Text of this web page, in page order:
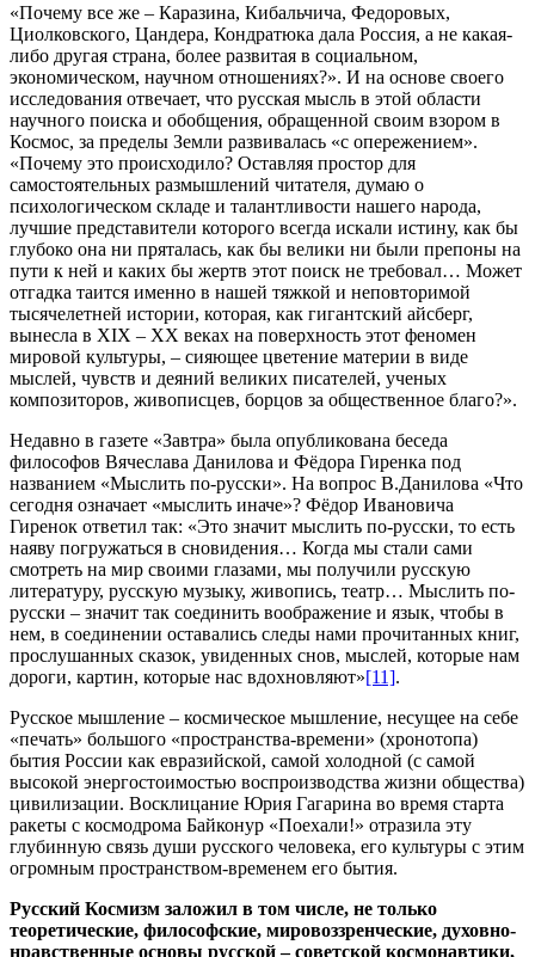
«Почему все же – Каразина, Кибальчича, Федоровых,
Циолковского, Цандера, Кондратюка дала Россия, а не какая-
либо другая страна, более развитая в социальном,
экономическом, научном отношениях?». И на основе своего
исследования отвечает, что русская мысль в этой области
научного поиска и обобщения, обращенной своим взором в
Космос, за пределы Земли развивалась «с опережением».
«Почему это происходило? Оставляя простор для
самостоятельных размышлений читателя, думаю о
психологическом складе и талантливости нашего народа,
лучшие представители которого всегда искали истину, как бы
глубоко она ни пряталась, как бы велики ни были препоны на
пути к ней и каких бы жертв этот поиск не требовал… Может
отгадка таится именно в нашей тяжкой и неповторимой
тысячелетней истории, которая, как гигантский айсберг,
вынесла в XIX – ХХ веках на поверхность этот феномен
мировой культуры, – сияющее цветение материи в виде
мыслей, чувств и деяний великих писателей, ученых
композиторов, живописцев, борцов за общественное благо?».
Недавно в газете «Завтра» была опубликована беседа
философов Вячеслава Данилова и Фёдора Гиренка под
названием «Мыслить по-русски». На вопрос В.Данилова «Что
сегодня означает «мыслить иначе»? Фёдор Ивановича
Гиренок ответил так: «Это значит мыслить по-русски, то есть
наяву погружаться в сновидения… Когда мы стали сами
смотреть на мир своими глазами, мы получили русскую
литературу, русскую музыку, живопись, театр… Мыслить по-
русски – значит так соединить воображение и язык, чтобы в
нем, в соединении оставались следы нами прочитанных книг,
прослушанных сказок, увиденных снов, мыслей, которые нам
дороги, картин, которые нас вдохновляют»[11].
Русское мышление – космическое мышление, несущее на себе
«печать» большого «пространства-времени» (хронотопа)
бытия России как евразийской, самой холодной (с самой
высокой энергостоимостью воспроизводства жизни общества)
цивилизации. Восклицание Юрия Гагарина во время старта
ракеты с космодрома Байконур «Поехали!» отразила эту
глубинную связь души русского человека, его культуры с этим
огромным пространством-временем его бытия.
Русский Космизм заложил в том числе, не только
теоретические, философские, мировоззренческие, духовно-
нравственные основы русской – советской космонавтики,